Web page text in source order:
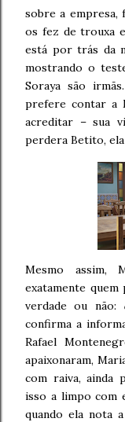
sobre a empresa,
os fez de trouxa
está por trás da
mostrando o
Soraya são
prefere contar a
acreditar – sua
perdera Betito, ela
Mesmo assim,
exatamente
verdade ou não:
confirma a
Rafael
apaixonaram,
com raiva, ainda
isso a limpo com
quando ela nota